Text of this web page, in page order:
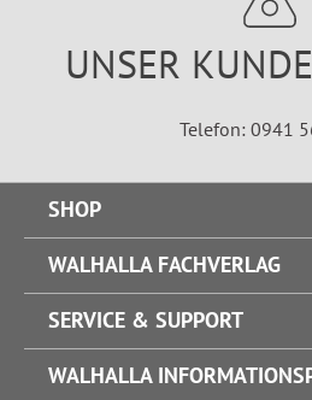
UNSER
Telefon: 0941
SHOP
WALHALLA FACHVERLAG
SERVICE & SUPPORT
WALHALLA